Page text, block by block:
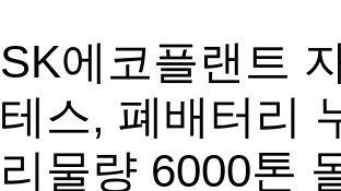
SK에코플랜트
테스, 폐배터리
리물량 6000톤